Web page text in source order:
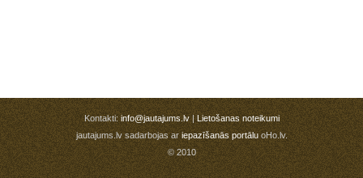
Kontakti:info@jautajums.lv|Lietošanas noteikumi
jautajums.lv sadarbojas ariepazīšanās portāluoHo.lv.
© 2010